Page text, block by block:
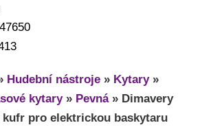
Hudební nástroje » Kytary»
kytary» Pevná» Dimavery
kufr pro elektrickou baskytaru